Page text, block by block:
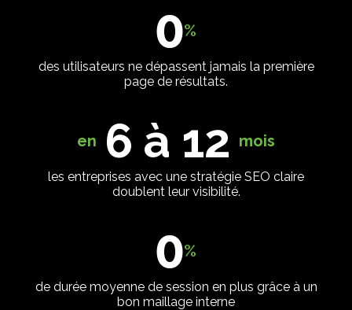
0%
des utilisateurs ne dépassent jamais la première
page de résultats.
en 6 à 12 mois
les entreprises avec une stratégie SEO claire
doublent leur visibilité.
0%
de durée moyenne de session en plus grâce à un
bon maillage interne